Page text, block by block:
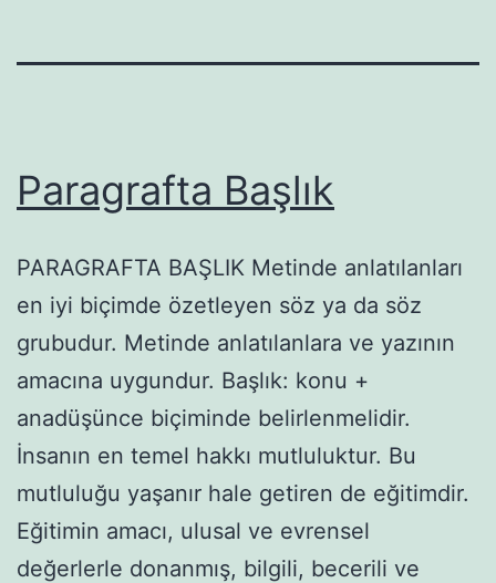
Paragrafta Başlık
PARAGRAFTA BAŞLIK Metinde anlatılanları
en iyi biçimde özetleyen söz ya da söz
grubudur. Metinde anlatılanlara ve yazının
amacına uygundur. Başlık: konu +
anadüşünce biçiminde belirlenmelidir.
İnsanın en temel hakkı mutluluktur. Bu
mutluluğu yaşanır hale getiren de eğitimdir.
Eğitimin amacı, ulusal ve evrensel
değerlerle donanmış, bilgili, becerili ve